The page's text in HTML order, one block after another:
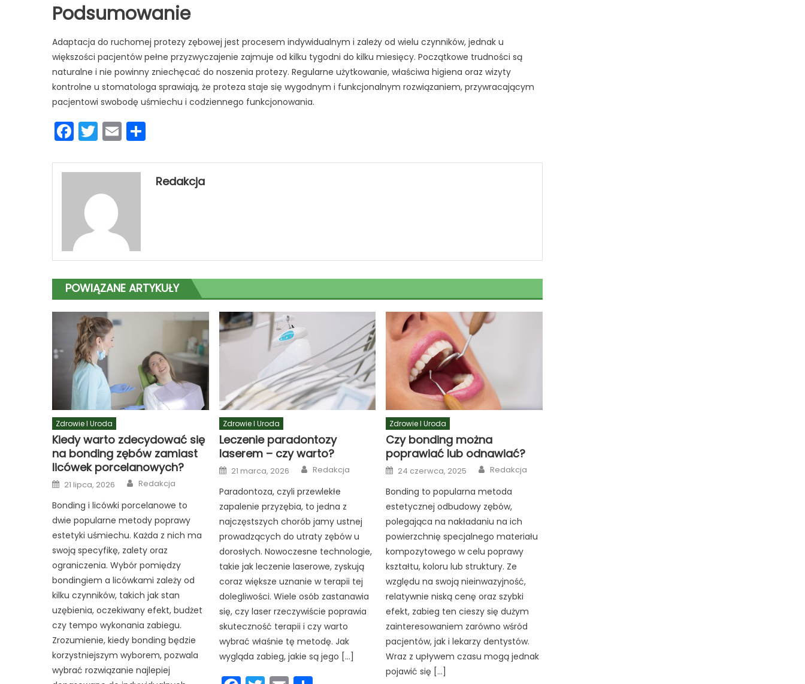
Podsumowanie
Adaptacja do ruchomej protezy zębowej jest procesem indywidualnym i zależy od wielu czynników, jednak u
większości pacjentów pełne przyzwyczajenie zajmuje od kilku tygodni do kilku miesięcy. Początkowe trudności są
naturalne i nie powinny zniechęcać do noszenia protezy. Regularne użytkowanie, właściwa higiena oraz wizyty
kontrolne u stomatologa sprawiają, że proteza staje się wygodnym i funkcjonalnym rozwiązaniem, przywracającym
pacjentowi swobodę uśmiechu i codziennego funkcjonowania.
Facebook
Twitter
Email
Redakcja
POWIĄZANE ARTYKUŁY
Zdrowie I Uroda
Kiedy warto zdecydować się
na bonding zębów zamiast
licówek porcelanowych?
Posted
on
21 lipca, 2026 Author
Redakcja
Bonding i licówki porcelanowe to
dwie popularne metody poprawy
estetyki uśmiechu. Każda z nich ma
swoją specyfikę, zalety oraz
ograniczenia. Wybór pomiędzy
bondingiem a licówkami zależy od
kilku czynników, takich jak stan
uzębienia, oczekiwany efekt, budżet
czy tempo wykonania zabiegu.
Zrozumienie, kiedy bonding będzie
korzystniejszym wyborem, pozwala
wybrać rozwiązanie najlepiej
Zdrowie I Uroda
Leczenie paradontozy
laserem – czy warto?
Posted
on
21 marca, 2026 Author
Redakcja
Paradontoza, czyli przewlekłe
zapalenie przyzębia, to jedna z
najczęstszych chorób jamy ustnej
prowadzących do utraty zębów u
dorosłych. Nowoczesne technologie,
takie jak leczenie laserowe, zyskują
coraz większe uznanie w terapii tej
dolegliwości. Wiele osób zastanawia
się, czy laser rzeczywiście poprawia
skuteczność terapii i czy warto
wybrać właśnie tę metodę. Jak
wygląda zabieg, jakie są jego […]
Zdrowie I Uroda
Czy bonding można
poprawiać lub odnawiać?
Posted
on
24 czerwca, 2025 Author
Redakcja
Bonding to popularna metoda
estetycznej odbudowy zębów,
polegająca na nakładaniu na ich
powierzchnię specjalnego materiału
kompozytowego w celu poprawy
kształtu, koloru lub struktury. Ze
względu na swoją nieinwazyjność,
relatywnie niską cenę oraz szybki
efekt, zabieg ten cieszy się dużym
zainteresowaniem zarówno wśród
pacjentów, jak i lekarzy dentystów.
Wraz z upływem czasu mogą jednak
pojawić się […]